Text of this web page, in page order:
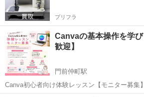
プリフラ
Canvaの基本操作を学
歓迎】
門前仲町駅
Canva初心者向け体験レッスン【モニター募集】 ご覧いただきあり
とうございます。 現在、Canva講師として活動を目指しており、初心